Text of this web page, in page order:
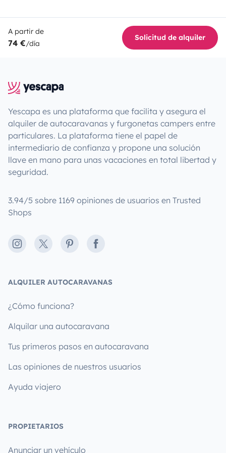
A partir de
74 €/día
Solicitud de alquiler
Yescapa es una plataforma que facilita y asegura el
alquiler de autocaravanas y furgonetas campers entre
particulares. La plataforma tiene el papel de
intermediario de confianza y propone una solución
llave en mano para unas vacaciones en total libertad y
seguridad.
3.94/5 sobre 1169 opiniones de usuarios en Trusted
Shops
Instagram
X PinterestFacebook
ALQUILER AUTOCARAVANAS
¿Cómo funciona?
Alquilar una autocaravana
Tus primeros pasos en autocaravana
Las opiniones de nuestros usuarios
Ayuda viajero
PROPIETARIOS
Anunciar un vehículo